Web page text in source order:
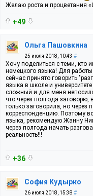
Желаю роста и процветания
+49
Ольга Пашовкина
25 июля 2018, 10:43 #
Хочу поделиться с теми, кто
немецкого языка! Для
сейчас принято говорить
языка в школе и
сложный и для меня
что через полгода заговорю,
только заговорила, но через
корреспонденцию. Поэтому
языка, рекомендую Жанну
через полгода начать
реальность!!!
+36
София Кудырко
26 июля 2018, 15:38 #